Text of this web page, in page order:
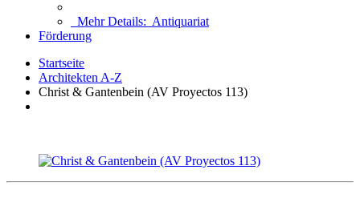
Mehr Details: Antiquariat
Förderung
Startseite
Architekten A-Z
Christ & Gantenbein (AV Proyectos 113)